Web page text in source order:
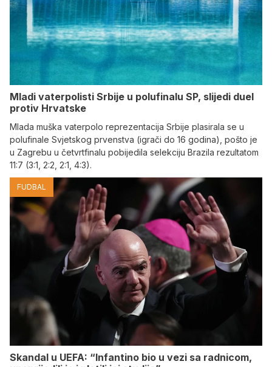
Mladi vaterpolisti Srbije u polufinalu SP, slijedi duel
protiv Hrvatske
Mlada muška vaterpolo reprezentacija Srbije plasirala se u
polufinale Svjetskog prvenstva (igrači do 16 godina), pošto je
u Zagrebu u četvrtfinalu pobijedila selekciju Brazila rezultatom
11:7 (3:1, 2:2, 2:1, 4:3).
FUDBAL
Skandal u UEFA: “Infantino bio u vezi sa radnicom,